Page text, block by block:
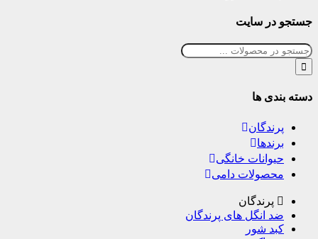
در سایت
بندی ها
پرندگان
برندها
حیوانات خانگی
محصولات دامی
پرندگان
ضد انگل های پرندگان
کبد شور